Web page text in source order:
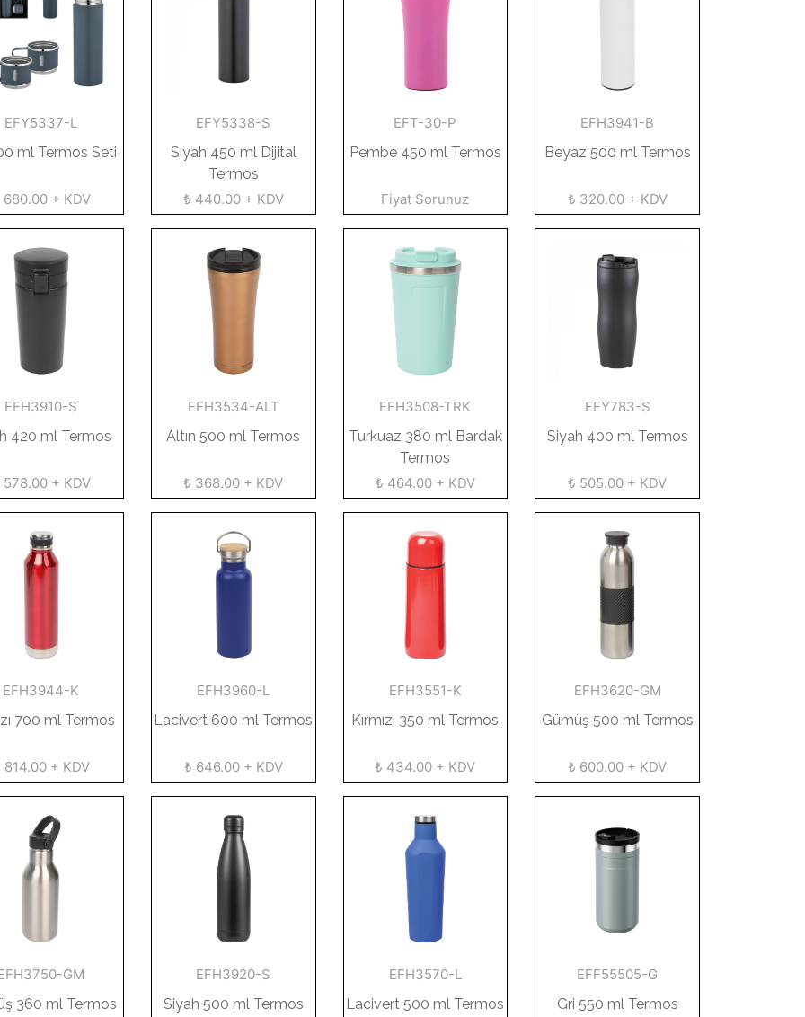
EFY5337-L
ml Termos Seti
680.00 + KDV
EFY5338-S
Siyah 450 ml Dijital
Termos
₺ 440.00 + KDV
EFT-30-P
Pembe 450 ml Termos
Fiyat Sorunuz
EFH3941-B
Beyaz 500 ml Termos
₺ 320.00 + KDV
EFH3910-S
420 ml Termos
578.00 + KDV
EFH3534-ALT
Altın 500 ml Termos
₺ 368.00 + KDV
EFH3508-TRK
Turkuaz 380 ml Bardak
Termos
₺ 464.00 + KDV
EFY783-S
Siyah 400 ml Termos
₺ 505.00 + KDV
EFH3944-K
700 ml Termos
814.00 + KDV
EFH3960-L
Lacivert 600 ml Termos
₺ 646.00 + KDV
EFH3551-K
Kırmızı 350 ml Termos
₺ 434.00 + KDV
EFH3620-GM
Gümüş 500 ml Termos
₺ 600.00 + KDV
GM
360 ml Termos
EFH3920-S
Siyah 500 ml Termos
EFH3570-L
Lacivert 500 ml Termos
EFF55505-G
Gri 550 ml Termos